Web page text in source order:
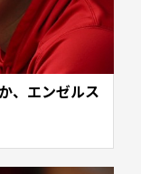
、エンゼルス